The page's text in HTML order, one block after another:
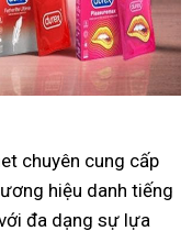
chuyên cung cấp
hiệu danh tiếng
đa dạng sự lựa